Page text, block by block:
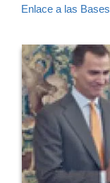
Enlace a las